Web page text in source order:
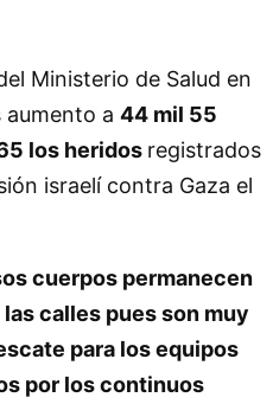
Ministerio de Salud en
aumento a 44 mil 55
los heridos registrados
israelí contra Gaza el
cuerpos permanecen
calles pues son muy
para los equipos
por los continuos